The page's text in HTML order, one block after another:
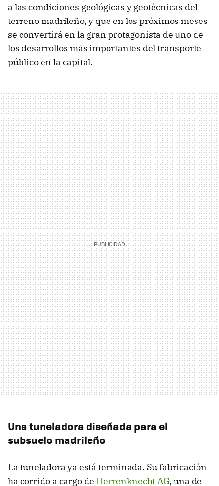
a las condiciones geológicas y geotécnicas del
terreno madrileño, y que en los próximos meses
se convertirá en la gran protagonista de uno de
los desarrollos más importantes del transporte
público en la capital.
Una tuneladora diseñada para el
subsuelo madrileño
La tuneladora ya está terminada. Su fabricación
ha corrido a cargo de Herrenknecht AG, una de